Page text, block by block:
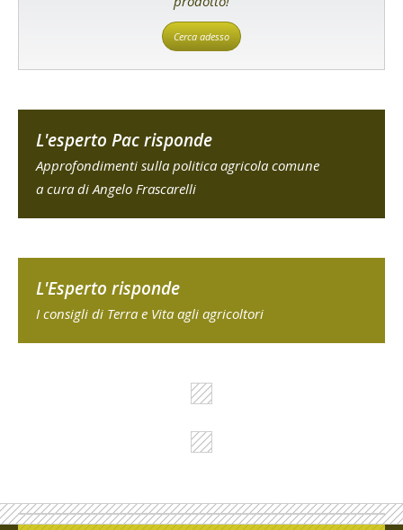
Cerca adesso
L'esperto Pac risponde
Approfondimenti sulla politica agricola comune
a cura di Angelo Frascarelli
L'Esperto risponde
I consigli di Terra e Vita agli agricoltori